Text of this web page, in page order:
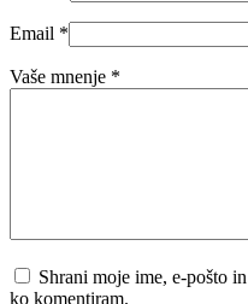
Email *
Vaše mnenje *
Shrani moje ime, e-pošto
ko komentiram.